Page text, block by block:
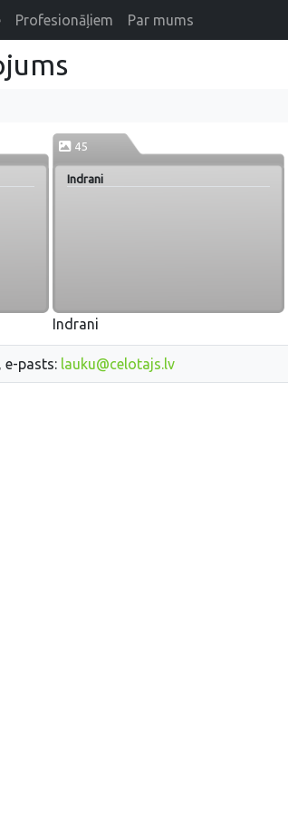
Profesionāļiem Par mums
45
Indrani
Indrani
e-pasts: lauku@celotajs.lv